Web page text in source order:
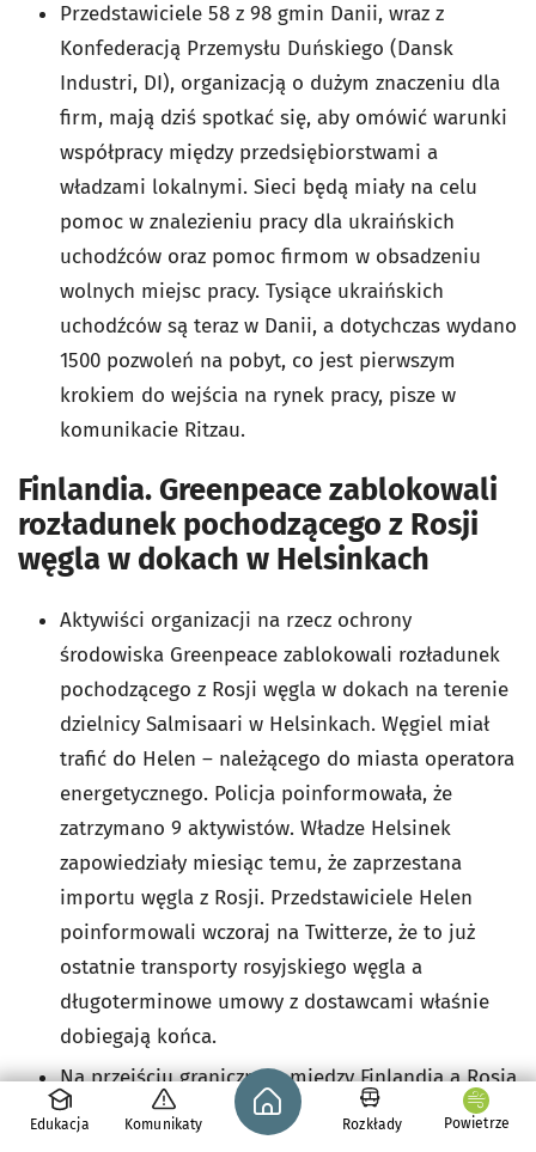
Przedstawiciele 58 z 98 gmin Danii, wraz z
Konfederacją Przemysłu Duńskiego (Dansk
Industri, DI), organizacją o dużym znaczeniu dla
firm, mają dziś spotkać się, aby omówić warunki
współpracy między przedsiębiorstwami a
władzami lokalnymi. Sieci będą miały na celu
pomoc w znalezieniu pracy dla ukraińskich
uchodźców oraz pomoc firmom w obsadzeniu
wolnych miejsc pracy. Tysiące ukraińskich
uchodźców są teraz w Danii, a dotychczas wydano
1500 pozwoleń na pobyt, co jest pierwszym
krokiem do wejścia na rynek pracy, pisze w
komunikacie Ritzau.
Finlandia. Greenpeace zablokowali
rozładunek pochodzącego z Rosji
węgla w dokach w Helsinkach
Aktywiści organizacji na rzecz ochrony
środowiska Greenpeace zablokowali rozładunek
pochodzącego z Rosji węgla w dokach na terenie
dzielnicy Salmisaari w Helsinkach. Węgiel miał
trafić do Helen – należącego do miasta operatora
energetycznego. Policja poinformowała, że
zatrzymano 9 aktywistów. Władze Helsinek
zapowiedziały miesiąc temu, że zaprzestana
importu węgla z Rosji. Przedstawiciele Helen
poinformowali wczoraj na Twitterze, że to już
ostatnie transporty rosyjskiego węgla a
długoterminowe umowy z dostawcami właśnie
dobiegają końca.
Na przejściu granicznym między Finlandią a Rosją
w Vaalimaa Fińskie Służby Celne zatrzymały w
Edukacja Komunikaty
Strona główna - wroclaw.pl
Rozkłady Powietrze